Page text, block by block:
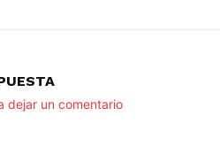
dejar un comentario